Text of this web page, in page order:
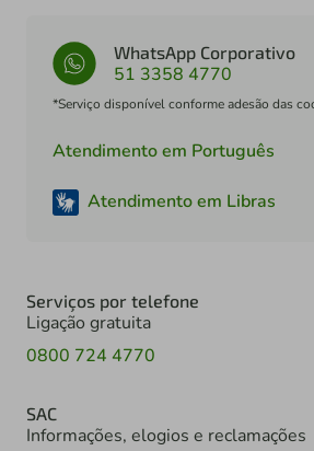
WhatsApp Corporativo
51 3358 4770
*Serviço disponível conforme adesão das
Atendimento em Português
Atendimento em Libras
Serviços por telefone
Ligação gratuita
0800 724 4770
SAC
Informações, elogios e reclamações